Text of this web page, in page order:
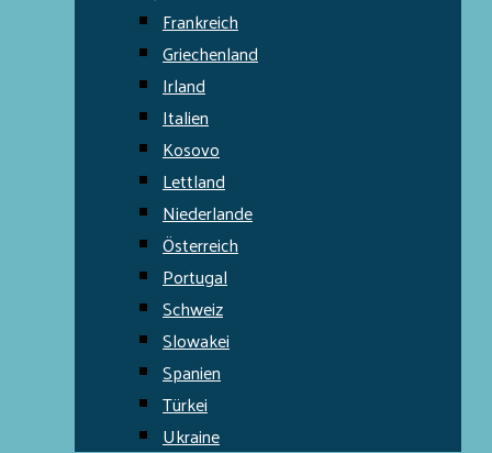
Frankreich
Griechenland
Irland
Italien
Kosovo
Lettland
Niederlande
Österreich
Portugal
Schweiz
Slowakei
Spanien
Türkei
Ukraine